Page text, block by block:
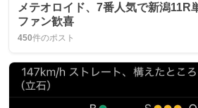
メテオロイド、7番人気で新潟11R
ファン歓喜
450件のポスト